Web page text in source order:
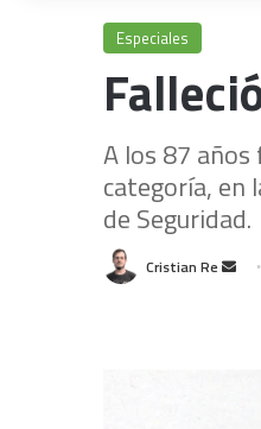
Especiales
A los 87 años
categoría, en
de Seguridad.
Cristian Re
Send